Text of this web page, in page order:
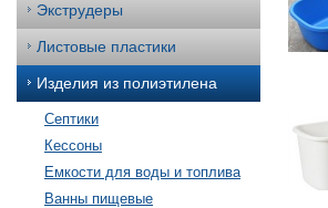
Экструдеры
Листовые пластики
Изделия из полиэтилена
Септики
Кессоны
Емкости для воды и топлива
Ванны пищевые